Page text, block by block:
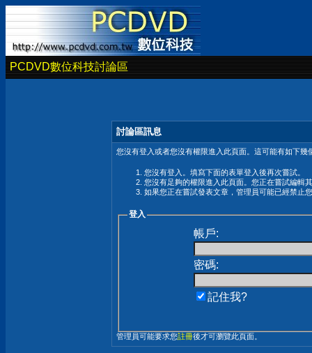
PCDVD數位科技討論區
討論區訊息
您沒有登入或者您沒有權限進入此頁面。這可能有如下幾
您沒有登入。填寫下面的表單登入後再次嘗試。
您沒有足夠的權限進入此頁面。您正在嘗試編輯
如果您正在嘗試發表文章，管理員可能已經禁止
登入
帳戶:
密碼:
記住我?
管理員可能要求您註冊後才可瀏覽此頁面。